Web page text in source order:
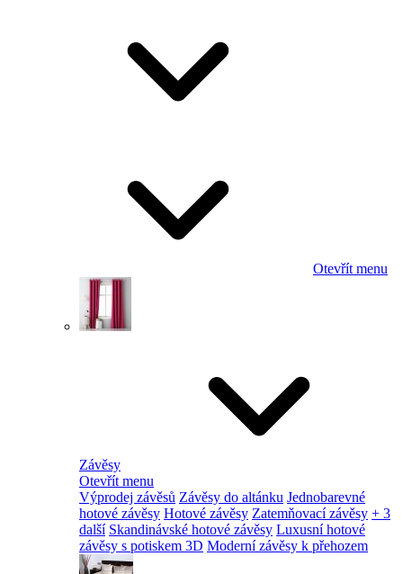
Otevřít menu
Závěsy
Otevřít menu
Výprodej závěsů Závěsy do altánku Jednobarevné
hotové závěsy Hotové závěsy Zatemňovací závěsy + 3
další Skandinávské hotové závěsy Luxusní hotové
závěsy s potiskem 3D Moderní závěsy k přehozem